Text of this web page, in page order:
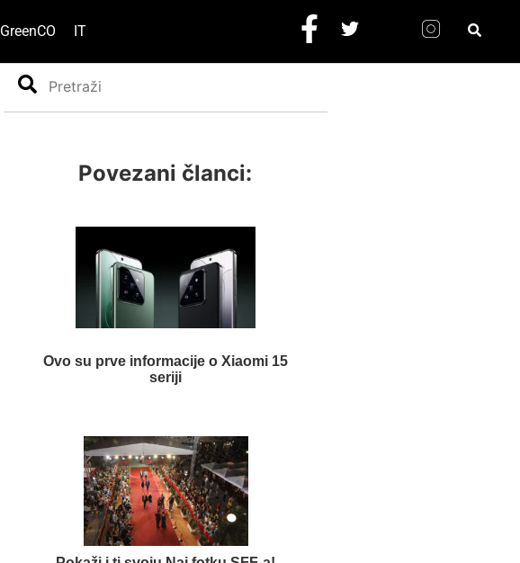
GreenCO IT
Search
Povezani članci:
Ovo su prve informacije o Xiaomi 15
seriji